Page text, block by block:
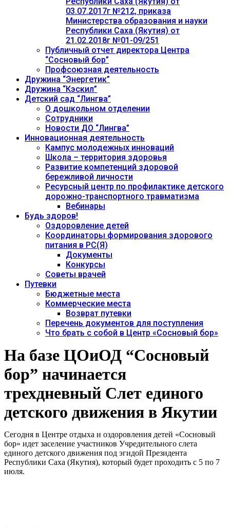
03.07.2017г №212, приказа
Министерства образования и науки
Республики Саха (Якутия) от
21.02.2018г №01-09/251
Публичный отчет директора Центра
“Сосновый бор”
Профсоюзная деятельность
Дружина “Энергетик”
Дружина “Кэскил”
Детский сад “Лингва”
О дошкольном отделении
Сотрудники
Новости ДО “Лингва”
Инновационная деятельность
Кампус молодежных инноваций
Школа – территория здоровья
Развитие компетенций здоровой
бережливой личности
Ресурсный центр по профилактике детского
дорожно-транспортного травматизма
Вебинары
Будь здоров!
Оздоровление детей
Координаторы формирования здорового
питания в РС(Я)
Документы
Конкурсы
Советы врачей
Путевки
Бюджетные места
Коммерческие места
Возврат путевки
Перечень документов для поступления
Что брать с собой в Центр «Сосновый бор»
На базе ЦОиОД “Сосновый
бор” начинается
трехдневный Слет единого
детского движения в Якутии
Сегодня в Центре отдыха и оздоровления детей «Сосновый
бор» идет заселение участников Учредительного слета
единого детского движения под эгидой Президента
Республики Саха (Якутия), который будет проходить с 5 по 7
июля.